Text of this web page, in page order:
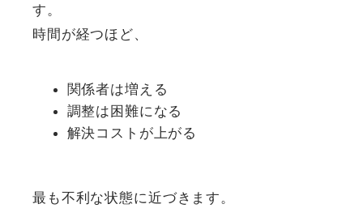
す。
時間が経つほど、
関係者は増える
調整は困難になる
解決コストが上がる
最も不利な状態に近づきます。